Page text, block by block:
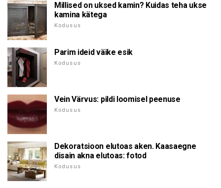
Millised on uksed kamin? Kuidas teha ukse
kamina kätega
Kodusus
Parim ideid väike esik
Kodusus
Vein Värvus: pildi loomisel peenuse
Kodusus
Dekoratsioon elutoas aken. Kaasaegne
disain akna elutoas: fotod
Kodusus